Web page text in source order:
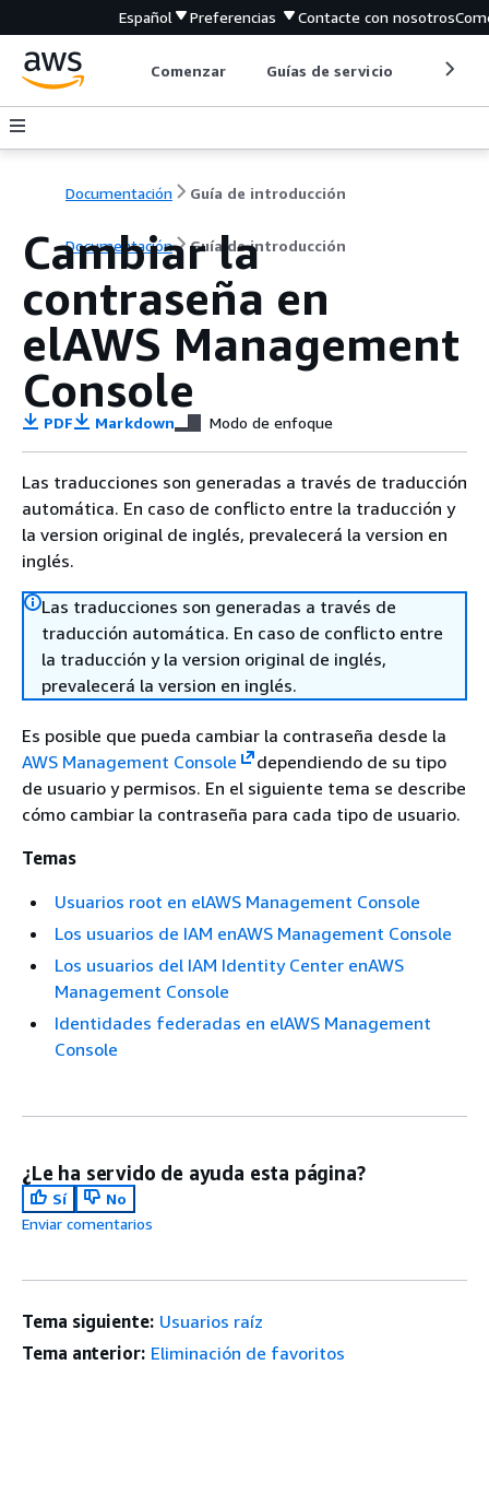
Español Preferencias Contacte con nosotros
Comenzar Guías de servicio
Documentación Guía de introducción
Documentación Guía de introducción
Cambiar la
contraseña en
elAWS Management
Console
PDF Markdown Modo de enfoque
Las traducciones son generadas a través de traducción
automática. En caso de conflicto entre la traducción y
la version original de inglés, prevalecerá la version en
inglés.
Las traducciones son generadas a través de
traducción automática. En caso de conflicto entre
la traducción y la version original de inglés,
prevalecerá la version en inglés.
Es posible que pueda cambiar la contraseña desde la
AWS Management Console
dependiendo de su tipo
de usuario y permisos. En el siguiente tema se describe
cómo cambiar la contraseña para cada tipo de usuario.
Temas
Usuarios root en elAWS Management Console
Los usuarios de IAM enAWS Management Console
Los usuarios del IAM Identity Center enAWS
Management Console
Identidades federadas en elAWS Management
Console
¿Le ha servido de ayuda esta página?
Sí
No
Enviar comentarios
Tema siguiente: Usuarios raíz
Tema anterior: Eliminación de favoritos